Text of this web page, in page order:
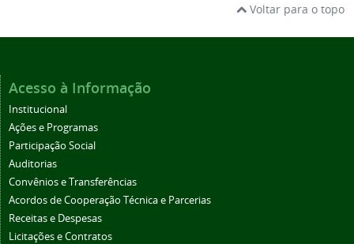
Voltar para o topo
Acesso à Informação
Institucional
Ações e Programas
Participação Social
Auditorias
Convênios e Transferências
Acordos de Cooperação Técnica e Parcerias
Receitas e Despesas
Licitações e Contratos